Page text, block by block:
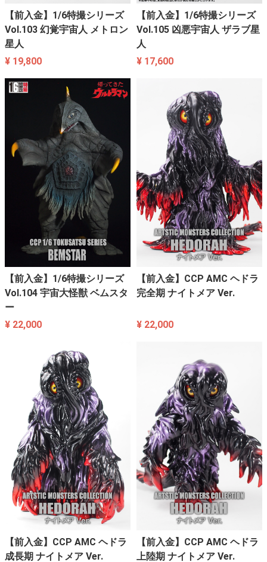
【前入金】1/6特撮シリーズ
Vol.103 幻覚宇宙人 メトロン
星人
¥ 19,800
【前入金】1/6特撮シリーズ
Vol.105 凶悪宇宙人 ザラブ星
人
¥ 17,600
【前入金】1/6特撮シリーズ
Vol.104 宇宙大怪獣 ベムスタ
ー
¥ 22,000
【前入金】CCP AMC ヘドラ
完全期 ナイトメア Ver.
¥ 22,000
【前入金】CCP AMC ヘドラ
成長期 ナイトメア Ver.
【前入金】CCP AMC ヘドラ
上陸期 ナイトメア Ver.